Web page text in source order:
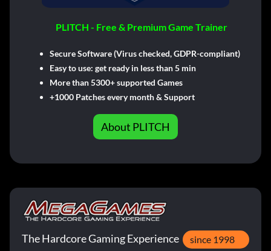
PLITCH - Free & Premium Game Trainer
Secure Software (Virus checked, GDPR-compliant)
Easy to use: get ready in less than 5 min
More than 5300+ supported Games
+1000 Patches every month & Support
About PLITCH
The Hardcore Gaming Experience since 1998